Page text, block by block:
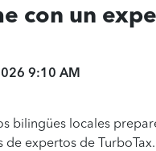
con un
9:10 AM
bilingües locales
de expertos de TurboTax.